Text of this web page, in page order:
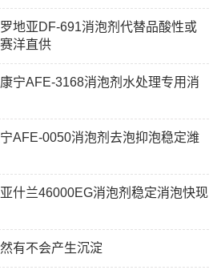
地亚DF-691消泡剂代替品酸性或
洋直供
宁AFE-3168消泡剂水处理专用消
AFE-0050消泡剂去泡抑泡稳定潍
什兰46000EG消泡剂稳定消泡快现
有不会产生沉淀